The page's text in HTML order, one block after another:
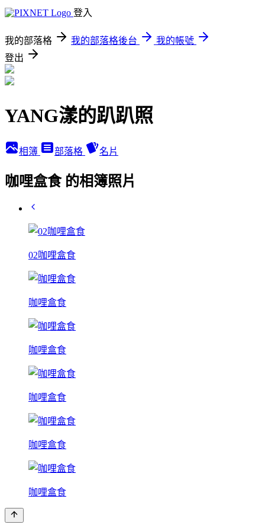
登入
我的部落格 我的部落格後台
我的帳號
登出
YANG漾的趴趴照
相簿 部落格 名片
咖哩盒食 的相簿照片
02咖哩盒食
咖哩盒食
咖哩盒食
咖哩盒食
咖哩盒食
咖哩盒食